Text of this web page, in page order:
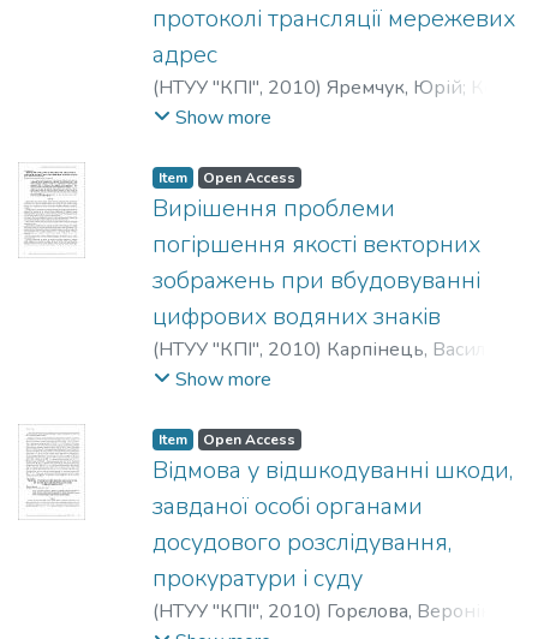
протоколі трансляції мережевих
адрес
(НТУУ "КПІ", 2010) Яремчук, Юрій; Кец,
Дмитро;Ніколаєв, Євгеній
Николаев, Евгений
Yaremchuk, Yuriy;Kec, Dmytro
Eugene
Ivanishina, Daria
Show more
Item Open Access
Вирішення проблеми
погіршення якості векторних
зображень при вбудовуванні
цифрових водяних знаків
(НТУУ "КПІ", 2010) Карпінець, Василь
Яремчук, Юрій
Яремчук, Юрий
Show more
Item Open Access
Відмова у відшкодуванні шкоди,
завданої особі органами
досудового розслідування,
прокуратури і суду
(НТУУ "КПІ", 2010) Горєлова, Вероніка